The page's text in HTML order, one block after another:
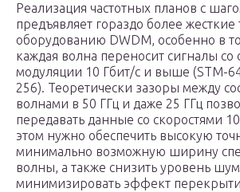
Реализация частотных планов с
предъявляет гораздо более жесткие
оборудованию DWDM, особенно в
каждая волна переносит сигналы со
модуляции 10 Гбит/с и выше (STM-
256). Теоретически зазоры между
волнами в 50 ГГц и даже 25 ГГц
передавать данные со скоростями
этом нужно обеспечить высокую
минимально возможную ширину
волны, а также снизить уровень
минимизировать эффект